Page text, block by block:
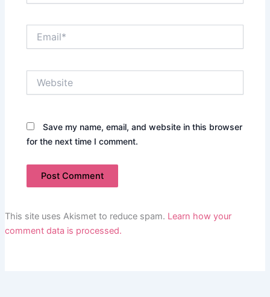
Save my name, email, and website in this browser
for the next time I comment.
This site uses Akismet to reduce spam. Learn how your
comment data is processed.